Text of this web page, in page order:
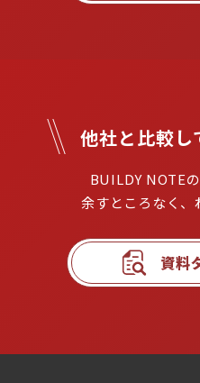
他社と比較し
BUILDY NOTE
余すところなく、
資料